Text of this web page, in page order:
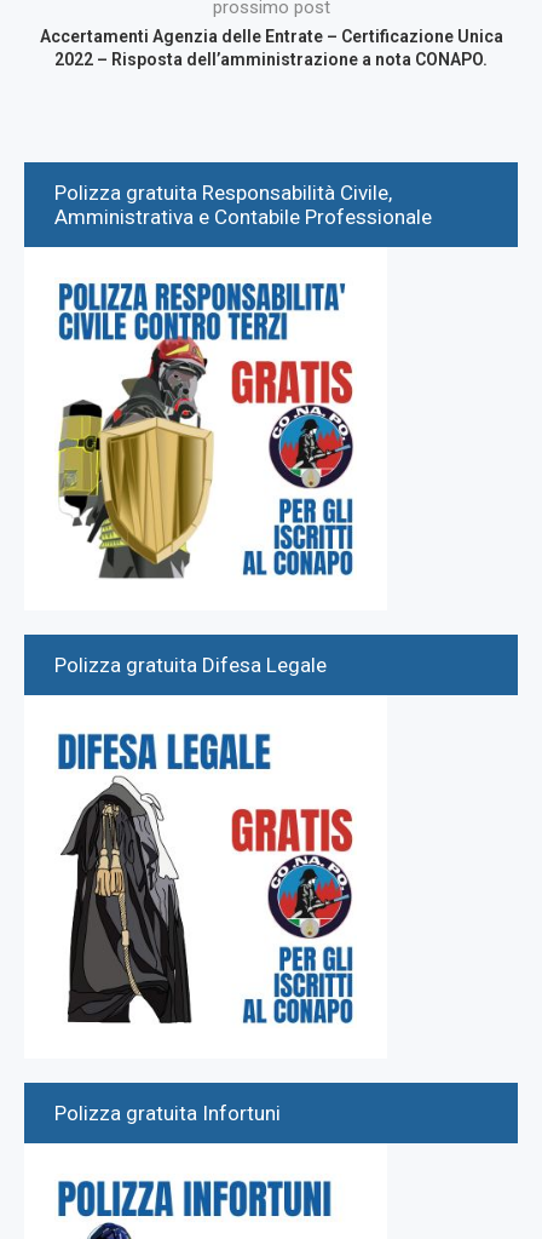
prossimo post
Accertamenti Agenzia delle Entrate – Certificazione Unica
2022 – Risposta dell’amministrazione a nota CONAPO.
Polizza gratuita Responsabilità Civile,
Amministrativa e Contabile Professionale
Polizza gratuita Difesa Legale
Polizza gratuita Infortuni